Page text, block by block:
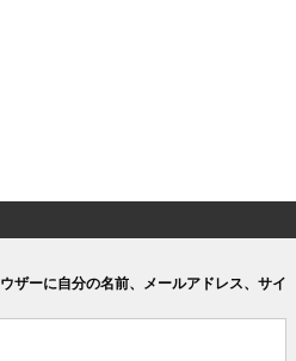
ザーに自分の名前、メールアドレス、サイ